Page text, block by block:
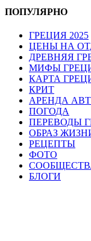
ПОПУЛЯРНО
ГРЕЦИЯ 2025
ЦЕНЫ НА
ДРЕВНЯЯ
МИФЫ
КАРТА
КРИТ
АРЕНДА
ПОГОДА
ПЕРЕВОДЫ
ОБРАЗ
РЕЦЕПТЫ
ФОТО
БЛОГИ